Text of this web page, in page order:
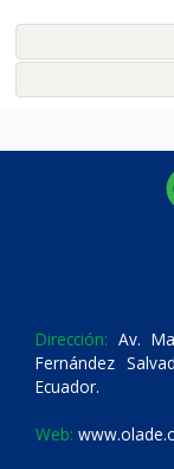
Dirección: Av.
Fernández
Ecuador.
Web: